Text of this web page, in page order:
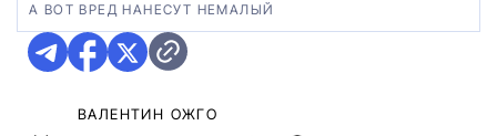
А ВОТ ВРЕД НАНЕСУТ НЕМАЛЫЙ
ВАЛЕНТИН ОЖГО